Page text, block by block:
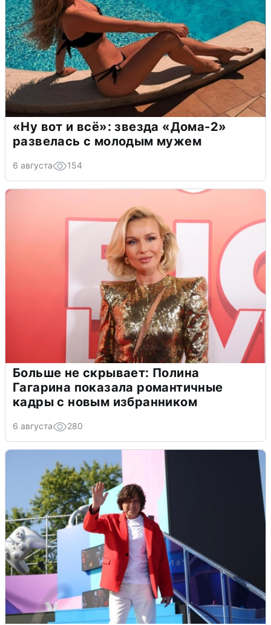
«Ну вот и всё»: звезда «Дома-2»
развелась с молодым мужем
6 августа 154
Больше не скрывает: Полина
Гагарина показала романтичные
кадры с новым избранником
6 августа 280